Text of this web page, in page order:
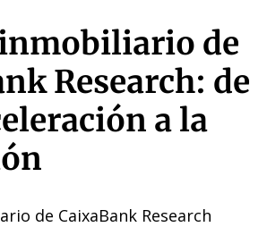
de
Research: de
a la
de CaixaBank Research